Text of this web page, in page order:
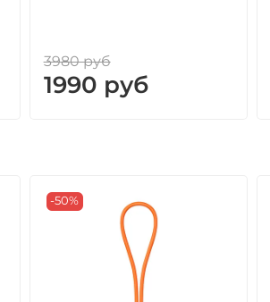
3980 руб
1990 руб
-50%